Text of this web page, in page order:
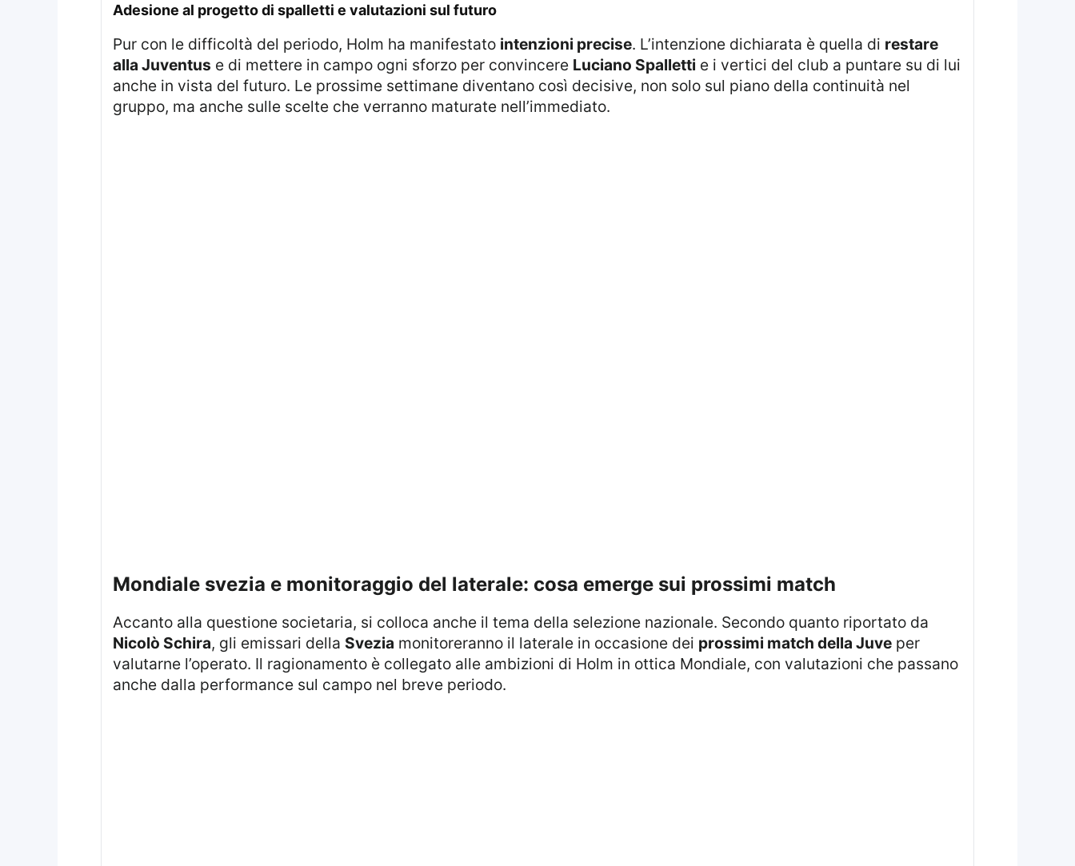
adesione al progetto di spalletti e valutazioni sul futuro
Pur con le difficoltà del periodo, Holm ha manifestato intenzioni precise. L’intenzione dichiarata è quella di restare
alla Juventus e di mettere in campo ogni sforzo per convincere Luciano Spalletti e i vertici del club a puntare su di lui
anche in vista del futuro. Le prossime settimane diventano così decisive, non solo sul piano della continuità nel
gruppo, ma anche sulle scelte che verranno maturate nell’immediato.
mondiale svezia e monitoraggio del laterale: cosa emerge sui prossimi match
Accanto alla questione societaria, si colloca anche il tema della selezione nazionale. Secondo quanto riportato da
Nicolò Schira, gli emissari della Svezia monitoreranno il laterale in occasione dei prossimi match della Juveper
valutarne l’operato. Il ragionamento è collegato alle ambizioni di Holm in ottica Mondiale, con valutazioni che passano
anche dalla performance sul campo nel breve periodo.